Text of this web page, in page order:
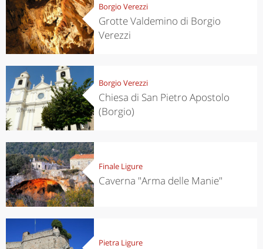
Borgio Verezzi
Grotte Valdemino di Borgio
Verezzi
Borgio Verezzi
Chiesa di San Pietro Apostolo
(Borgio)
Finale Ligure
Caverna "Arma delle Manie"
Pietra Ligure